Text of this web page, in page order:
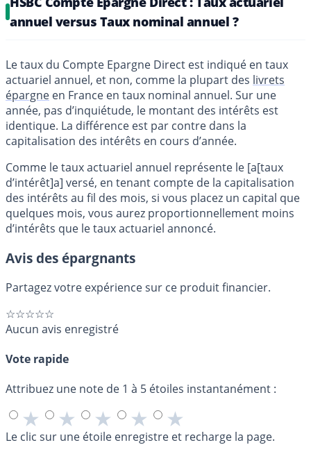
annuel versus Taux nominal annuel ?
Le taux du Compte Epargne Direct est indiqué en taux
actuariel annuel, et non, comme la plupart des livrets
épargne en France en taux nominal annuel. Sur une
année, pas d’inquiétude, le montant des intérêts est
identique. La différence est par contre dans la
capitalisation des intérêts en cours d’année.
Comme le taux actuariel annuel représente le [a[taux
d’intérêt]a] versé, en tenant compte de la capitalisation
des intérêts au fil des mois, si vous placez un capital que
quelques mois, vous aurez proportionnellement moins
d’intérêts que le taux actuariel annoncé.
Avis des épargnants
Partagez votre expérience sur ce produit financier.
☆☆☆☆☆
Aucun avis enregistré
Vote rapide
Attribuez une note de 1 à 5 étoiles instantanément :
★ ★ ★ ★ ★
Le clic sur une étoile enregistre et recharge la page.